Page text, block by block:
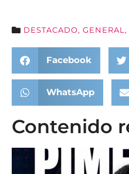
DESTACADO, GENERAL ,
Facebook
WhatsApp
Contenido